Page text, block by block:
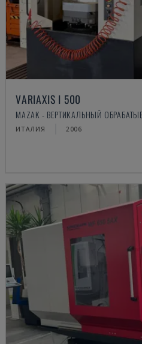
VARIAXIS I 500
MAZAK - ВЕРТИКАЛЬНЫЙ
ИТАЛИЯ 2006